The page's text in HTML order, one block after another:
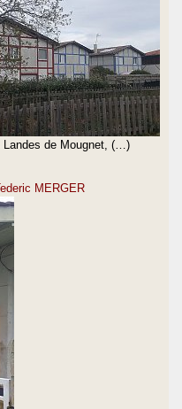
Landes de Mougnet, (…)
MERGER